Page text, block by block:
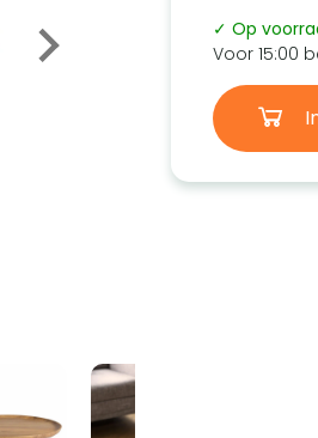
✓ Op
Voor 15:00